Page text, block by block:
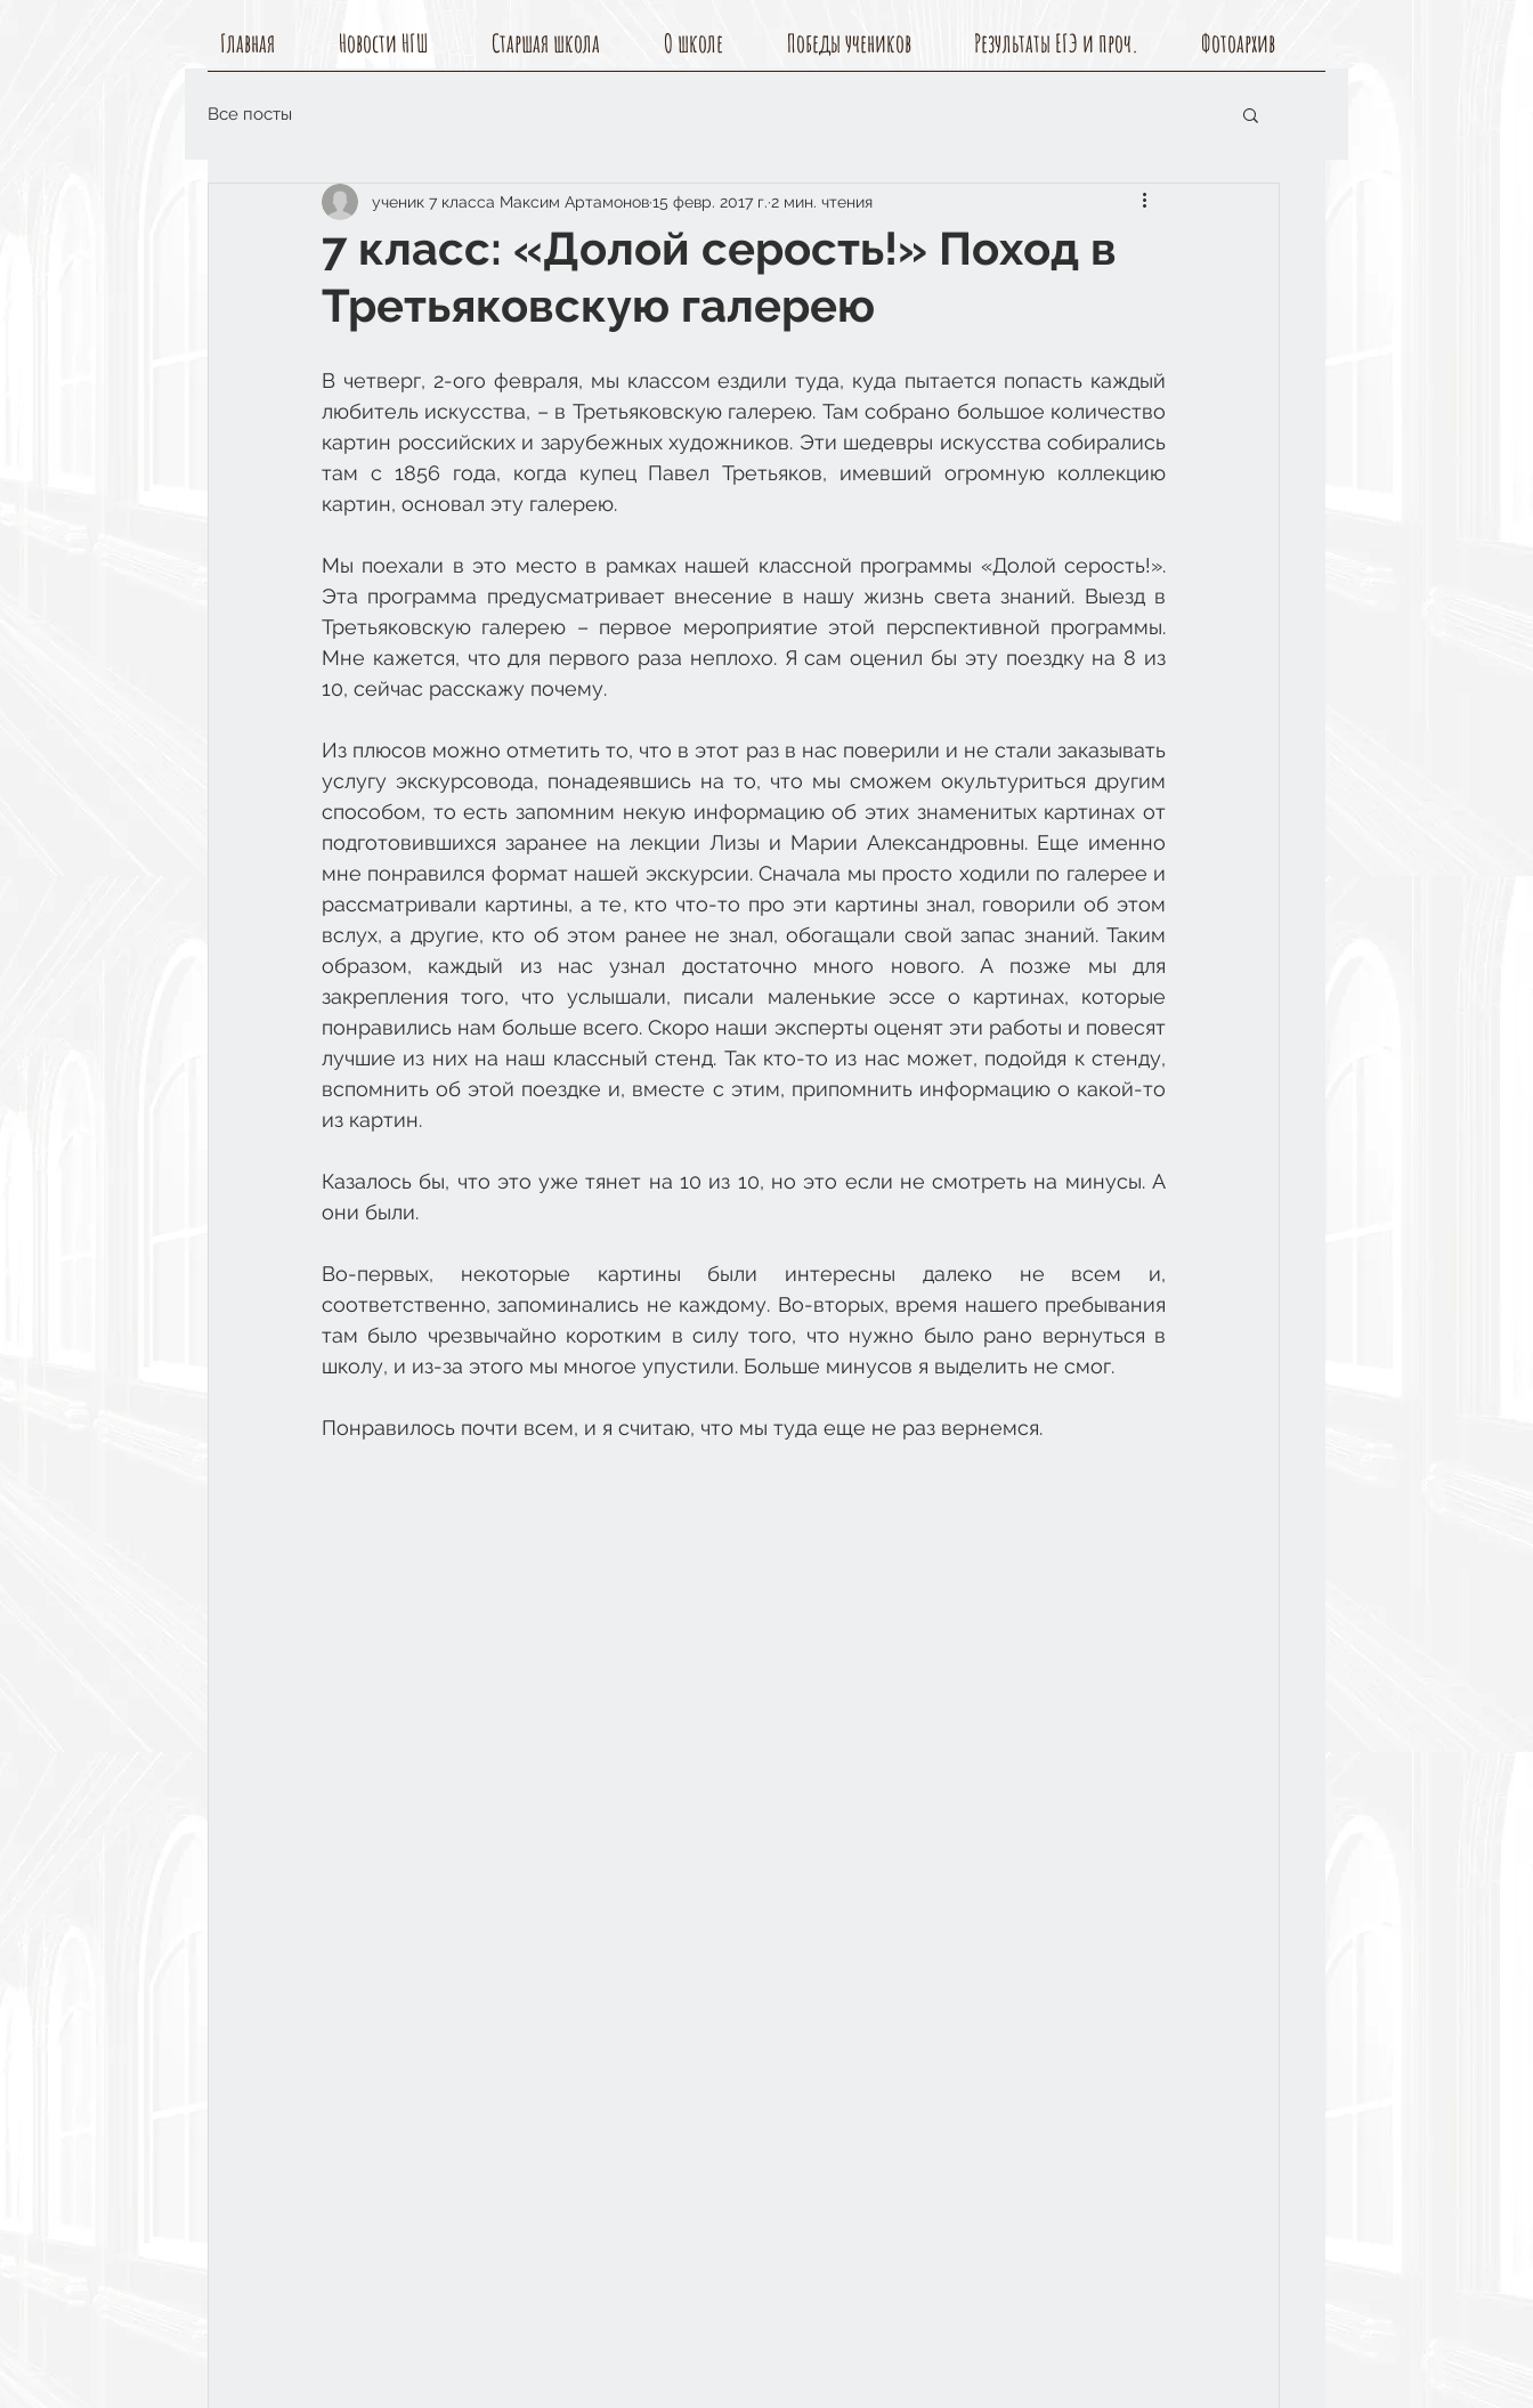
Главная Новости НГШ Старшая школа О школе Победы учеников Результаты ЕГЭ и проч. Фотоархив
Все посты
7 класс: «Долой серость!» Поход в
Третьяковскую галерею
ученик 7 класса Максим Артамонов15 февр. 2017 г. 2 мин. чтения
В четверг, 2-ого февраля, мы классом ездили туда, куда пытается попасть каждый
любитель искусства, – в Третьяковскую галерею. Там собрано большое количество
картин российских и зарубежных художников. Эти шедевры искусства собирались
там с 1856 года, когда купец Павел Третьяков, имевший огромную коллекцию
картин, основал эту галерею.
Мы поехали в это место в рамках нашей классной программы «Долой серость!».
Эта программа предусматривает внесение в нашу жизнь света знаний. Выезд в
Третьяковскую галерею – первое мероприятие этой перспективной программы.
Мне кажется, что для первого раза неплохо. Я сам оценил бы эту поездку на 8 из
10, сейчас расскажу почему.
Из плюсов можно отметить то, что в этот раз в нас поверили и не стали заказывать
услугу экскурсовода, понадеявшись на то, что мы сможем окультуриться другим
способом, то есть запомним некую информацию об этих знаменитых картинах от
подготовившихся заранее на лекции Лизы и Марии Александровны. Еще именно
мне понравился формат нашей экскурсии. Сначала мы просто ходили по галерее и
рассматривали картины, а те, кто что-то про эти картины знал, говорили об этом
вслух, а другие, кто об этом ранее не знал, обогащали свой запас знаний. Таким
образом, каждый из нас узнал достаточно много нового. А позже мы для
закрепления того, что услышали, писали маленькие эссе о картинах, которые
понравились нам больше всего. Скоро наши эксперты оценят эти работы и повесят
лучшие из них на наш классный стенд. Так кто-то из нас может, подойдя к стенду,
вспомнить об этой поездке и, вместе с этим, припомнить информацию о какой-то
из картин.
Казалось бы, что это уже тянет на 10 из 10, но это если не смотреть на минусы. А
они были.
Во-первых, некоторые картины были интересны далеко не всем и,
соответственно, запоминались не каждому. Во-вторых, время нашего пребывания
там было чрезвычайно коротким в силу того, что нужно было рано вернуться в
школу, и из-за этого мы многое упустили. Больше минусов я выделить не смог.
Понравилось почти всем, и я считаю, что мы туда еще не раз вернемся.